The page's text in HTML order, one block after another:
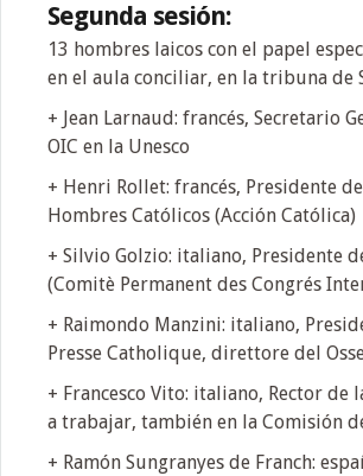
Segunda sesión:
13 hombres laicos con el papel
en el aula conciliar, en la tribuna de
+ Jean Larnaud: francés, Secretario
OIC en la Unesco
+ Henri Rollet: francés, Presidente
Hombres Católicos (Acción Católica)
+ Silvio Golzio: italiano, Presidente
(Comitè Permanent des Congrés
+ Raimondo Manzini: italiano,
Presse Catholique, direttore del
+ Francesco Vito: italiano, Rector
a trabajar, también en la Comisión
+ Ramón Sungranyes de Franch: